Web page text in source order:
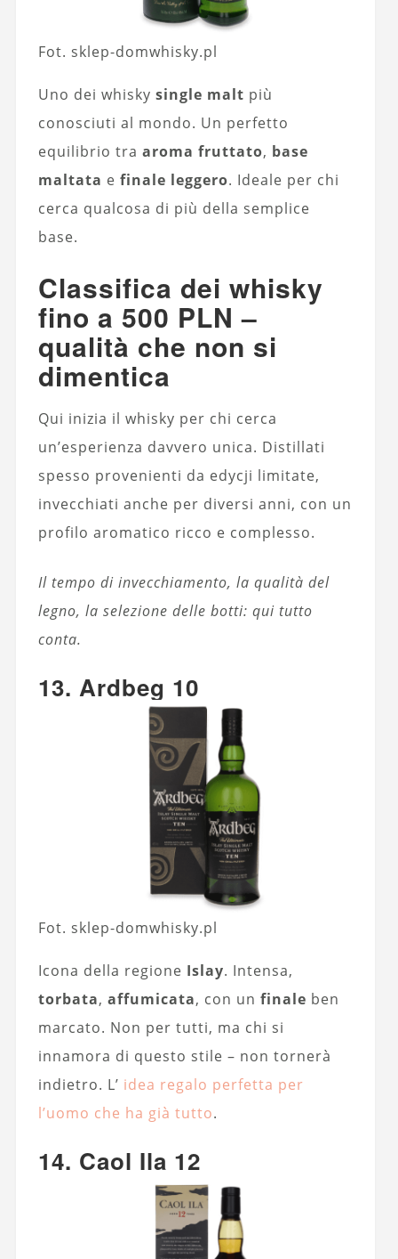
Fot. sklep-domwhisky.pl
Uno dei whisky single malt più
conosciuti al mondo. Un perfetto
equilibrio tra aroma fruttato, base
maltata e finale leggero. Ideale per chi
cerca qualcosa di più della semplice
base.
Classifica dei whisky
fino a 500 PLN –
qualità che non si
dimentica
Qui inizia il whisky per chi cerca
un’esperienza davvero unica. Distillati
spesso provenienti da edycji limitate,
invecchiati anche per diversi anni, con un
profilo aromatico ricco e complesso.
Il tempo di invecchiamento, la qualità del
legno, la selezione delle botti: qui tutto
conta.
13. Ardbeg 10
Fot. sklep-domwhisky.pl
Icona della regione Islay. Intensa,
torbata, affumicata, con un finale ben
marcato. Non per tutti, ma chi si
innamora di questo stile – non tornerà
indietro. L’ idea regalo perfetta per
l’uomo che ha già tutto.
14. Caol Ila 12